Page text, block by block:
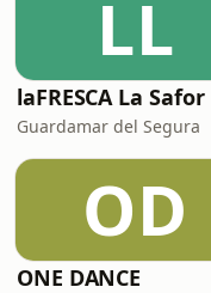
LL
laFRESCA La Safor
Guardamar del Segura
OD
ONE DANCE